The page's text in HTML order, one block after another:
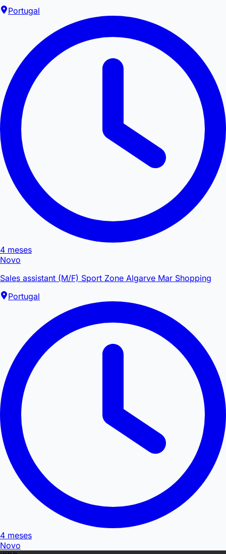
Portugal
4 meses
Novo
Sales assistant (M/F) Sport Zone Algarve Mar Shopping
Portugal
4 meses
Novo